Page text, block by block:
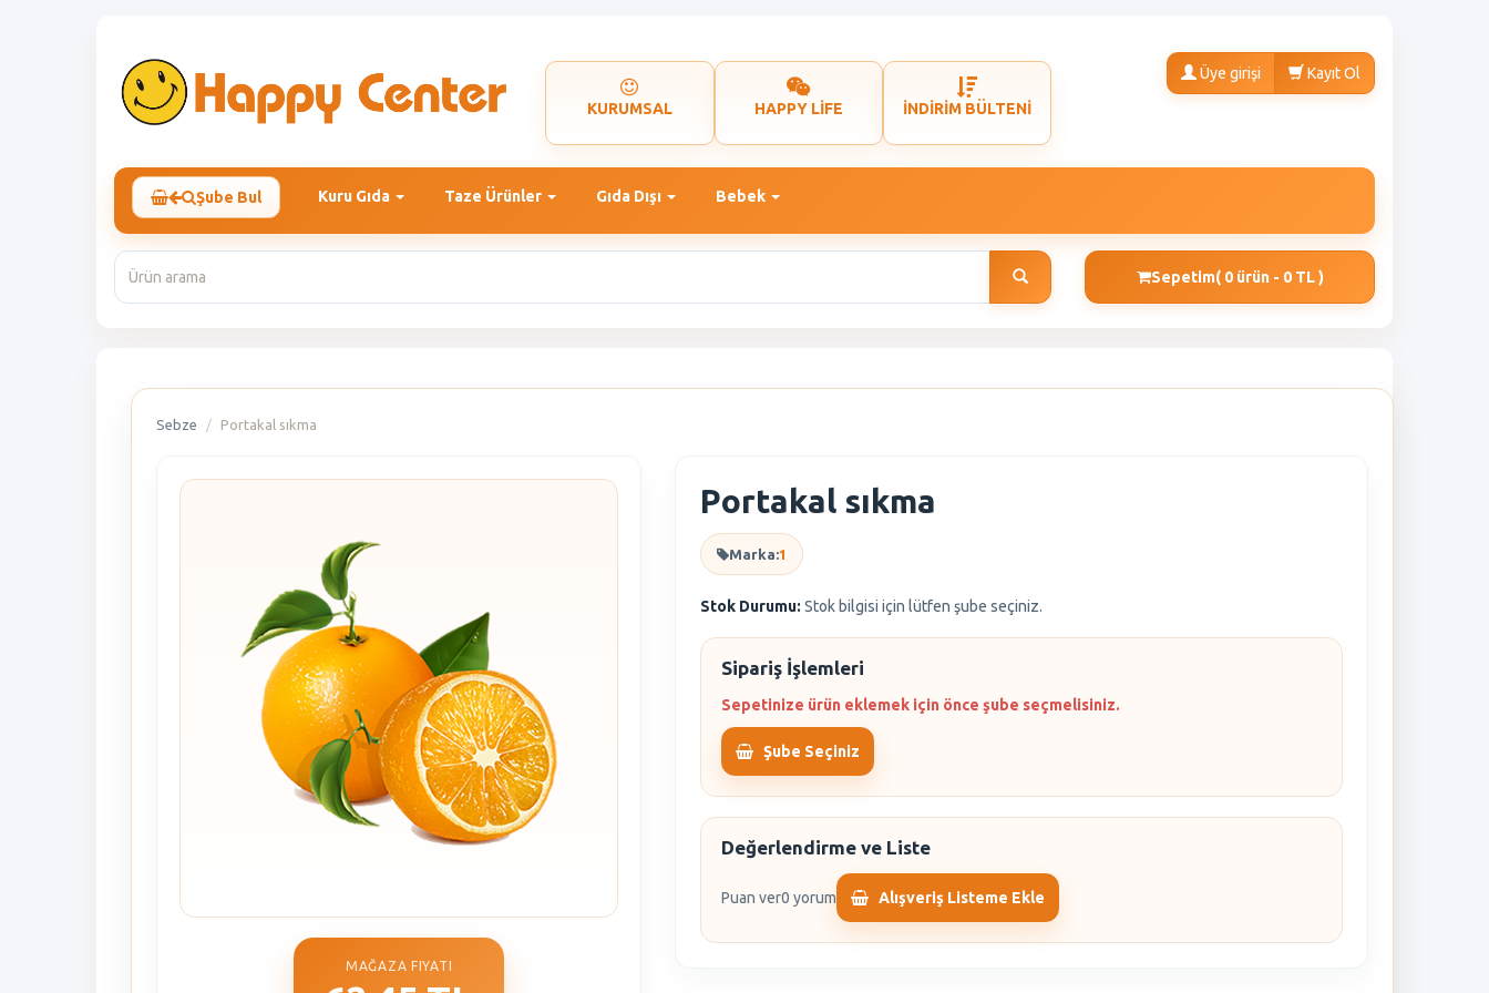
KURUMSAL HAPPY LİFE İNDİRİM BÜLTENİ
Üye girişi Kayıt Ol
Şube Bul Kuru Gıda Taze Ürünler Gıda Dışı Bebek
Sepetim( 0 ürün - 0 TL )
Sebze Portakal sıkma
MAĞAZA FIYATI
Portakal sıkma
Marka:1
Stok Durumu: Stok bilgisi için lütfen şube seçiniz.
Sipariş İşlemleri
Sepetinize ürün eklemek için önce şube seçmelisiniz.
Şube Seçiniz
Değerlendirme ve Liste
Puan ver0 yorum Alışveriş Listeme Ekle